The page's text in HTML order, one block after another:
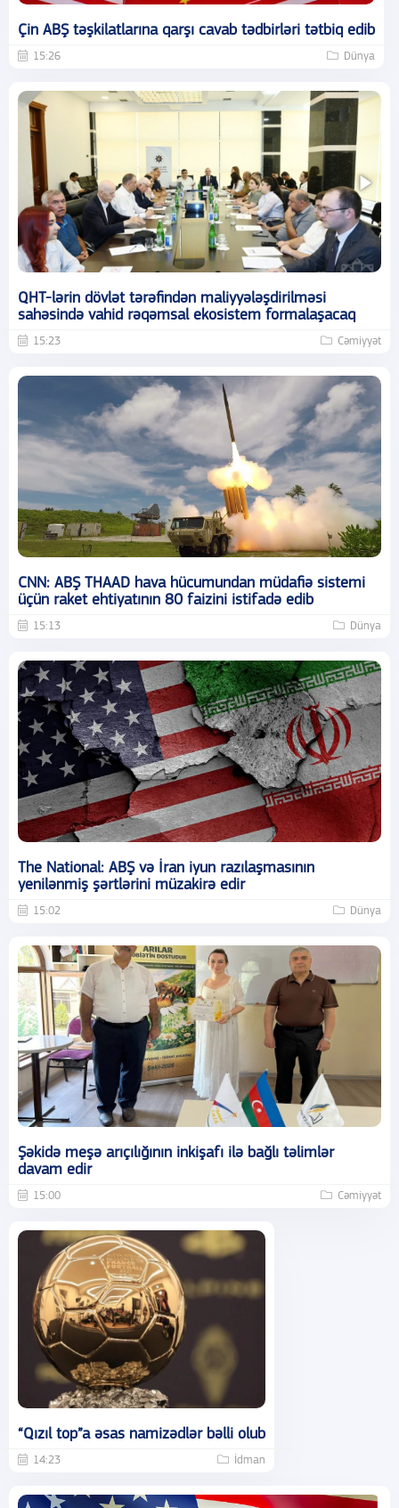
Çin ABŞ təşkilatlarına qarşı cavab tədbirləri tətbiq edib
15:26 Dünya
QHT-lərin dövlət tərəfindən maliyyələşdirilməsi
sahəsində vahid rəqəmsal ekosistem formalaşacaq
15:23 Cəmiyyət
CNN: ABŞ THAAD hava hücumundan müdafiə sistemi
üçün raket ehtiyatının 80 faizini istifadə edib
15:13 Dünya
The National: ABŞ və İran iyun razılaşmasının
yenilənmiş şərtlərini müzakirə edir
15:02 Dünya
Şəkidə meşə arıçılığının inkişafı ilə bağlı təlimlər
davam edir
15:00 Cəmiyyət
“Qızıl top”a əsas namizədlər bəlli olub
14:23 İdman